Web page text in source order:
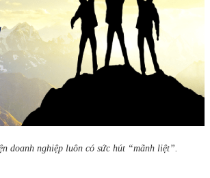
doanh nghiệp luôn có sức hút “mãnh liệt”.